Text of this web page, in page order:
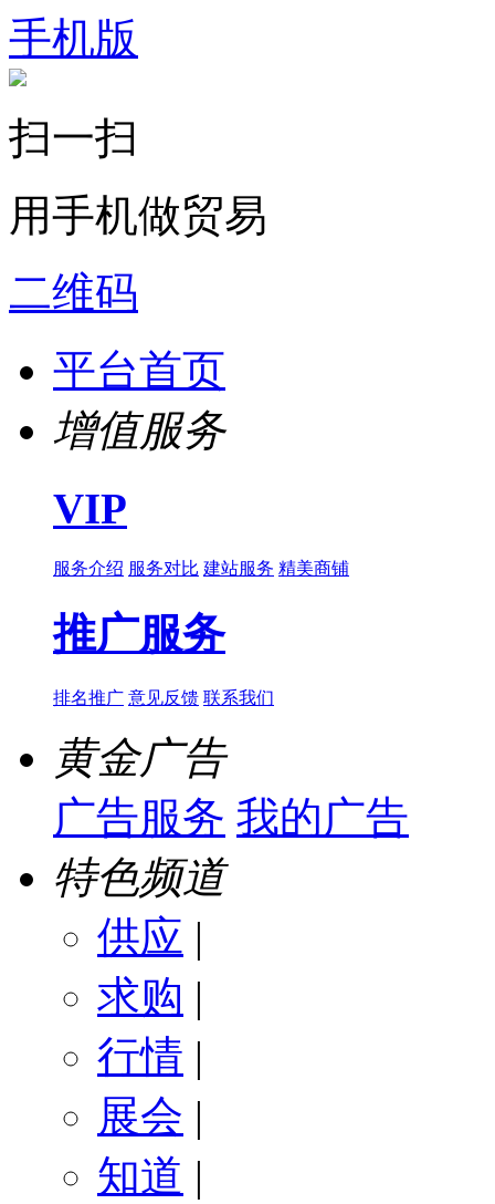
手机版
扫一扫
用手机做贸易
二维码
平台首页
增值服务
VIP
服务介绍 服务对比 建站服务 精美商铺
推广服务
排名推广 意见反馈 联系我们
黄金广告
广告服务 我的广告
特色频道
供应 |
求购 |
行情 |
展会 |
知道 |